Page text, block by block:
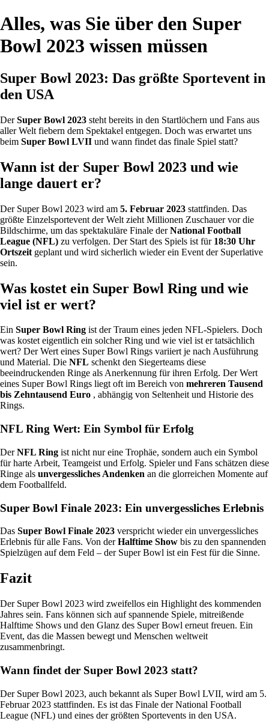
Alles, was Sie über den Super
Bowl 2023 wissen müssen
Super Bowl 2023: Das größte Sportevent in
den USA
DerSuper Bowl 2023 steht bereits in den Startlöchern und Fans aus
aller Welt fiebern dem Spektakel entgegen. Doch was erwartet uns
beim Super Bowl LVII und wann findet das finale Spiel statt?
Wann ist der Super Bowl 2023 und wie
lange dauert er?
Der Super Bowl 2023 wird am 5. Februar 2023 stattfinden. Das
größte Einzelsportevent der Welt zieht Millionen Zuschauer vor die
Bildschirme, um das spektakuläre Finale derNational Football
League (NFL) zu verfolgen. Der Start des Spiels ist für 18:30 Uhr
Ortszeit geplant und wird sicherlich wieder ein Event der Superlative
sein.
Was kostet ein Super Bowl Ring und wie
viel ist er wert?
Ein Super Bowl Ring ist der Traum eines jeden NFL-Spielers. Doch
was kostet eigentlich ein solcher Ring und wie viel ist er tatsächlich
wert? Der Wert eines Super Bowl Rings variiert je nach Ausführung
und Material. Die NFL schenkt den Siegerteams diese
beeindruckenden Ringe als Anerkennung für ihren Erfolg. Der Wert
eines Super Bowl Rings liegt oft im Bereich von mehreren Tausend
bis Zehntausend Euro , abhängig von Seltenheit und Historie des
Rings.
NFL Ring Wert: Ein Symbol für Erfolg
DerNFL Ring ist nicht nur eine Trophäe, sondern auch ein Symbol
für harte Arbeit, Teamgeist und Erfolg. Spieler und Fans schätzen diese
Ringe als unvergessliches Andenken an die glorreichen Momente auf
dem Footballfeld.
Super Bowl Finale 2023: Ein unvergessliches Erlebnis
Das Super Bowl Finale 2023 verspricht wieder ein unvergessliches
Erlebnis für alle Fans. Von derHalftime Show bis zu den spannenden
Spielzügen auf dem Feld – der Super Bowl ist ein Fest für die Sinne.
Fazit
Der Super Bowl 2023 wird zweifellos ein Highlight des kommenden
Jahres sein. Fans können sich auf spannende Spiele, mitreißende
Halftime Shows und den Glanz des Super Bowl erneut freuen. Ein
Event, das die Massen bewegt und Menschen weltweit
zusammenbringt.
Wann findet der Super Bowl 2023 statt?
Der Super Bowl 2023, auch bekannt als Super Bowl LVII, wird am 5.
Februar 2023 stattfinden. Es ist das Finale der National Football
League (NFL) und eines der größten Sportevents in den USA.